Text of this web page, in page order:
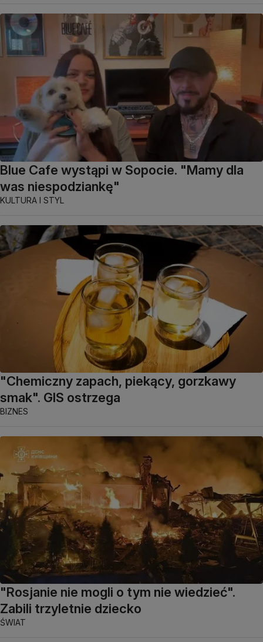
Blue Cafe wystąpi w Sopocie. "Mamy dla
was niespodziankę"
KULTURA I STYL
"Chemiczny zapach, piekący, gorzkawy
smak". GIS ostrzega
BIZNES
"Rosjanie nie mogli o tym nie wiedzieć".
Zabili trzyletnie dziecko
ŚWIAT